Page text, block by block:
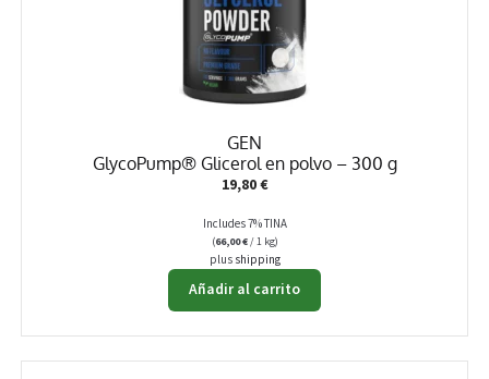
GEN
GlycoPump® Glicerol en polvo – 300 g
19,80€
Includes 7% TINA
(66,00€/ 1 kg)
plus shipping
Añadir al carrito